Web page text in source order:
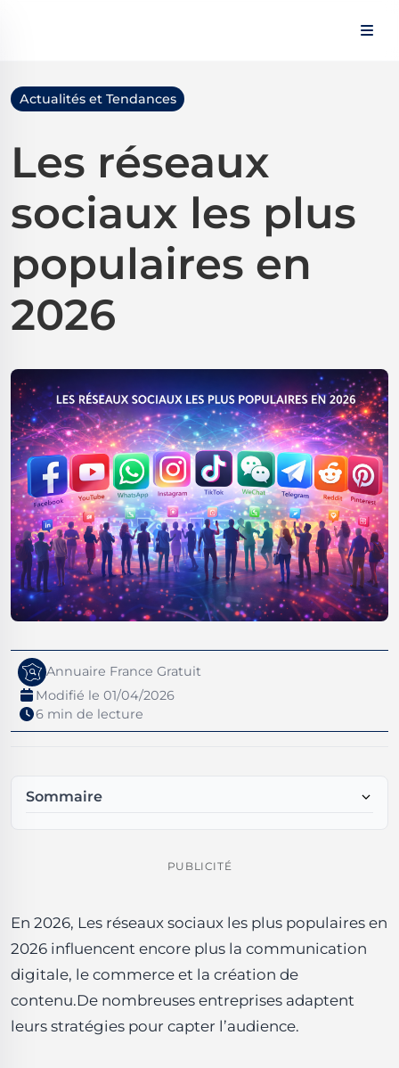
Actualités et Tendances
Les réseaux
sociaux les plus
populaires en
2026
Annuaire France Gratuit
Modifié le 01/04/2026
6 min de lecture
Sommaire
1. TikTok : l'engagement par la créativité
4. Facebook & WhatsApp : portée et communautés
5. X (anciennement Twitter) & Mastodon :
conversations et niche
7. Snapchat, Telegram et Discord : communautés et
jeunes publics
PUBLICITÉ
En 2026, Les réseaux sociaux les plus populaires en
2026 influencent encore plus la communication
digitale, le commerce et la création de
contenu.De nombreuses entreprises adaptent
leurs stratégies pour capter l’audience.